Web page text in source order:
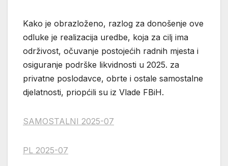
Kako je obrazloženo, razlog za donošenje ove
odluke je realizacija uredbe, koja za cilj ima
održivost, očuvanje postojećih radnih mjesta i
osiguranje podrške likvidnosti u 2025. za
privatne poslodavce, obrte i ostale samostalne
djelatnosti, priopćili su iz Vlade FBiH.
SAMOSTALNI 2025-07
PL 2025-07